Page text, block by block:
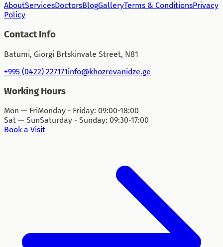
AboutServicesDoctorsBlogGalleryTerms & ConditionsPrivacy
Policy
Contact Info
Batumi, Giorgi Brtskinvale Street, N81
+995 (0422) 227171info@khozrevanidze.ge
Working Hours
Mon — FriMonday - Friday: 09:00-18:00
Sat — SunSaturday - Sunday: 09:30-17:00
Book a Visit